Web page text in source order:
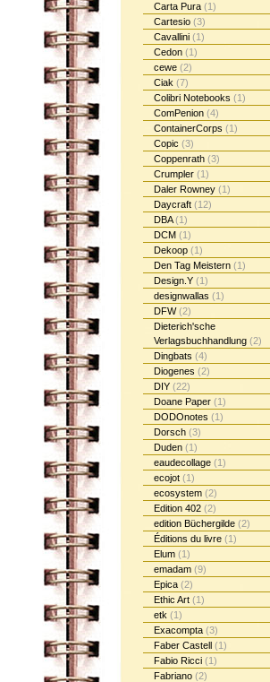
Carta Pura (1)
Cartesio (3)
Cavallini (1)
Cedon (1)
cewe (2)
Ciak (7)
Colibri Notebooks (1)
ComPenion (4)
ContainerCorps (1)
Copic (3)
Coppenrath (3)
Crumpler (1)
Daler Rowney (1)
Daycraft (12)
DBA(1)
DCM (1)
Dekoop (1)
Den Tag Meistern (1)
Design.Y (1)
designwallas (1)
DFW(2)
Dieterich'sche
Verlagsbuchhandlung (2)
Dingbats (4)
Diogenes (2)
DIY (22)
Doane Paper (1)
DODOnotes (1)
Dorsch (3)
Duden (1)
eaudecollage (1)
ecojot (1)
ecosystem (2)
Edition 402 (2)
edition Büchergilde (2)
Éditions du livre (1)
Elum (1)
emadam (9)
Epica (2)
Ethic Art (1)
etk (1)
Exacompta (3)
Faber Castell (1)
Fabio Ricci (1)
Fabriano (2)